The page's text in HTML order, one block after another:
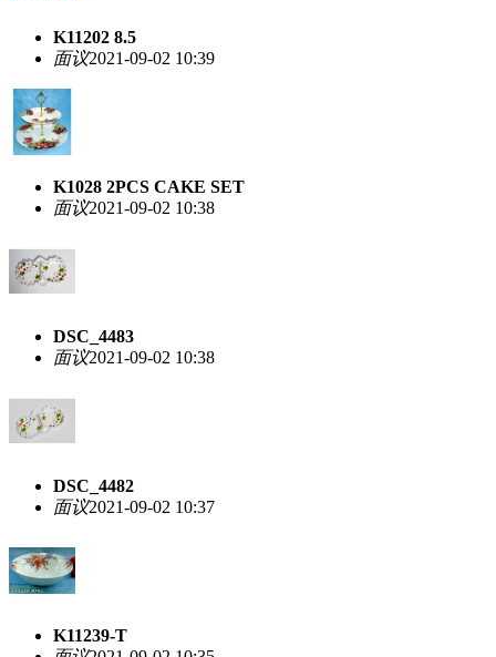
K11202 8.5
面议2021-09-02 10:39
K1028 2PCS CAKE SET
面议2021-09-02 10:38
DSC_4483
面议2021-09-02 10:38
DSC_4482
面议2021-09-02 10:37
K11239-T